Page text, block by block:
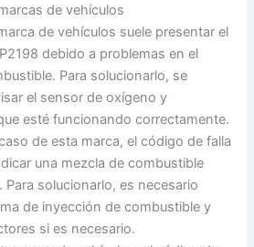
de vehículos
de vehículos suele presentar el
debido a problemas en el
Para solucionarlo, se
el sensor de oxígeno y
esté funcionando correctamente.
de esta marca, el código de falla
una mezcla de combustible
Para solucionarlo, es necesario
de inyección de combustible y
si es necesario.